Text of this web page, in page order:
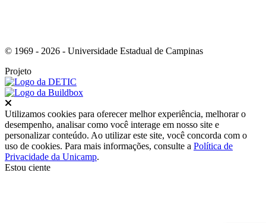
© 1969 - 2026 - Universidade Estadual de Campinas
Projeto
Utilizamos cookies para oferecer melhor experiência, melhorar o
desempenho, analisar como você interage em nosso site e
personalizar conteúdo. Ao utilizar este site, você concorda com o
uso de cookies. Para mais informações, consulte a Política de
Privacidade da Unicamp.
Estou ciente